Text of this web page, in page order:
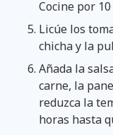
Cocine por
Licúe los
chicha y la
Añada la
carne, la
reduzca la
horas hasta